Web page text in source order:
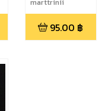
95.00 ฿